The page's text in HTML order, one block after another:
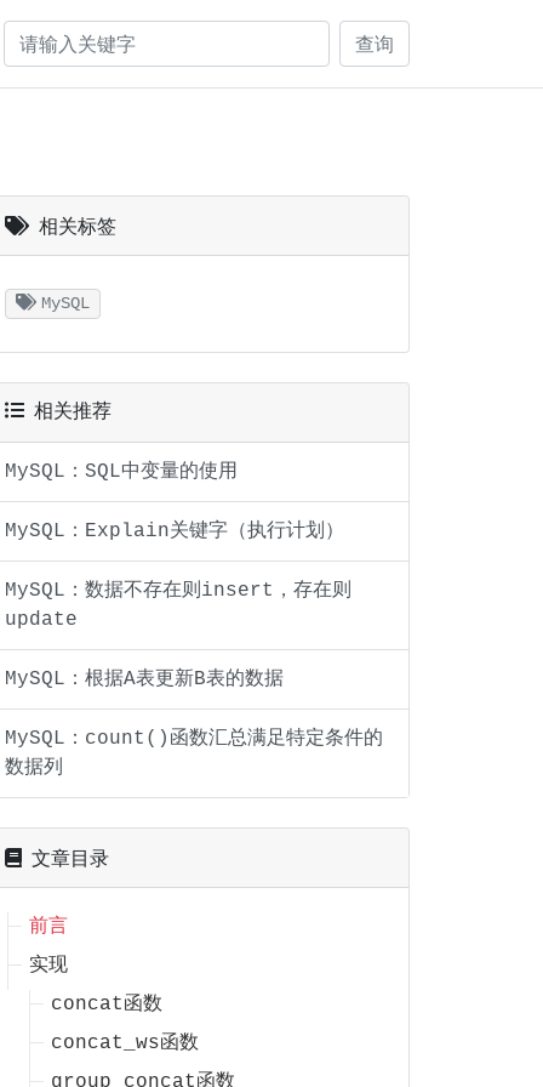
查询
相关标签
MySQL
相关推荐
MySQL：SQL中变量的使用
MySQL：Explain关键字（执行计划）
MySQL：数据不存在则insert，存在则
update
MySQL：根据A表更新B表的数据
MySQL：count()函数汇总满足特定条件的
数据列
文章目录
前言
实现
concat函数
concat_ws函数
group_concat函数